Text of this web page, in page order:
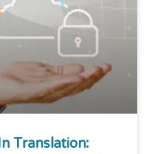
Translation: